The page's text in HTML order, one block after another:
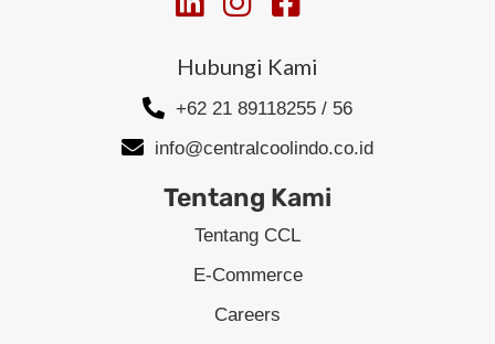
Hubungi Kami
+62 21 89118255 / 56
info@centralcoolindo.co.id
Tentang Kami
Tentang CCL
E-Commerce
Careers